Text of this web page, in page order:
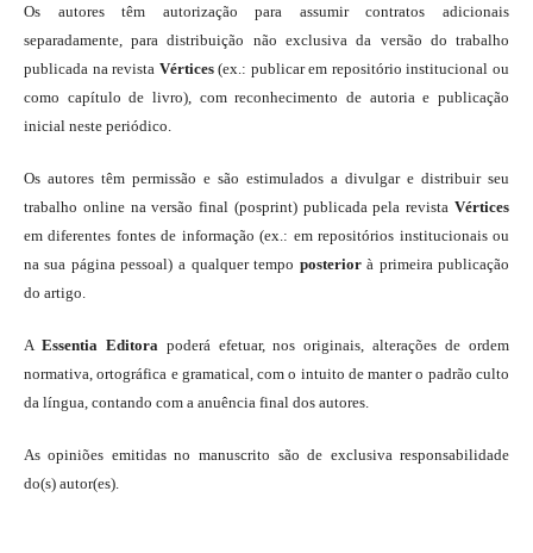
Os autores têm autorização para assumir contratos adicionais
separadamente, para distribuição não exclusiva da versão do trabalho
publicada na revista Vértices(ex.: publicar em repositório institucional ou
como capítulo de livro), com reconhecimento de autoria e publicação
inicial neste periódico.
Os autores têm permissão e são estimulados a divulgar e distribuir seu
trabalho online na versão final (posprint) publicada pela revistaVértices
em diferentes fontes de informação (ex.: em repositórios institucionais ou
na sua página pessoal) a qualquer tempo posteriorà primeira publicação
do artigo.
A Essentia Editora poderá efetuar, nos originais, alterações de ordem
normativa, ortográfica e gramatical, com o intuito de manter o padrão culto
da língua, contando com a anuência final dos autores.
As opiniões emitidas no manuscrito são de exclusiva responsabilidade
do(s) autor(es).